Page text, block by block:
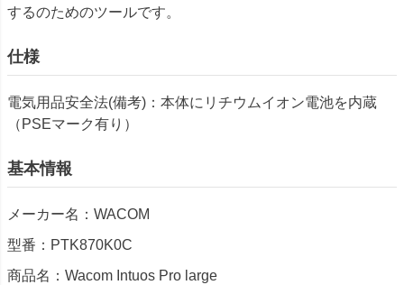
するのためのツールです。
仕様
電気用品安全法(備考)：本体にリチウムイオン電池を内蔵
（PSEマーク有り）
基本情報
メーカー名：WACOM
型番：PTK870K0C
商品名：Wacom Intuos Pro large